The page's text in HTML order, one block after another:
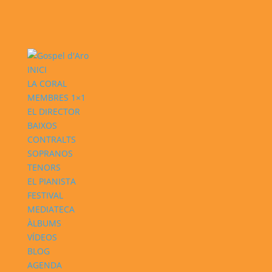
INICI
LA CORAL
MEMBRES 1×1
EL DIRECTOR
BAIXOS
CONTRALTS
SOPRANOS
TENORS
EL PIANISTA
FESTIVAL
MEDIATECA
ÀLBUMS
VÍDEOS
BLOG
AGENDA